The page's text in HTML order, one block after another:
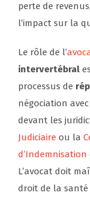
perte de
l’impact sur la
Le rôle de l’
intervertébral
processus de
négociation
devant les
Judiciaire ou la
d’Indemnisation
L’avocat doit
droit de la santé